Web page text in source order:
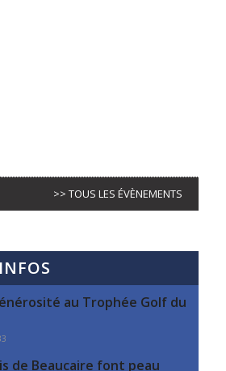
>> TOUS LES ÉVÈNEMENTS
au Trophée Golf du
de Beaucaire font peau